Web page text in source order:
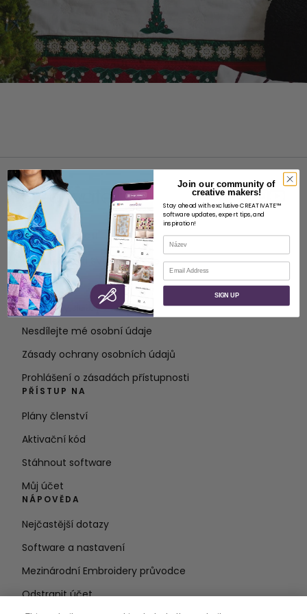
O STRÁNKÁCH
O společnosti SVP Worldwide
Kontakt
Podmínky služby
Nesdílejte mé osobní údaje
Zásady ochrany osobních údajů
Prohlášení o zásadách přístupnosti
PŘÍSTUP NA
Plány členství
Aktivační kód
Stáhnout software
Můj účet
NÁPOVĚDA
Nejčastější dotazy
Software a nastavení
Mezinárodní Embroidery průvodce
Odstranit účet
Join our community of
creative makers!
Stay ahead with exclusive CREATIVATE™
software updates, expert tips, and
inspiration!
Název
E-mail
SIGN UP